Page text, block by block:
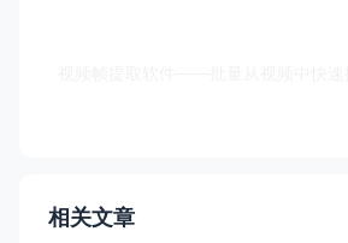
相关文章